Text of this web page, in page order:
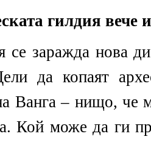
гилдия вече
се заражда нова
да копаят
Ванга – нищо, че
Кой може да ги